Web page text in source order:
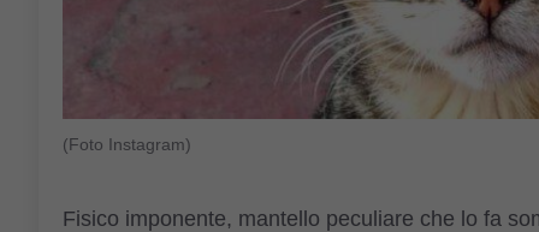
(Foto Instagram)
Fisico imponente, mantello peculiare che lo fa